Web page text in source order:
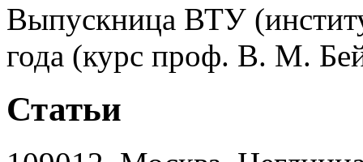
Выпускница ВТУ
года (курс проф. В. М.
Статьи